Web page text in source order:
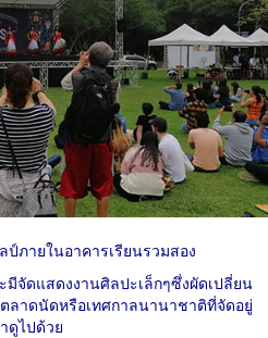
ภายในอาคารเรียนรวมสอง
มีจัดแสดงงานศิลปะเล็กๆซึ่งผัดเปลี่ยน
ลาดนัดหรือเทศกาลนานาชาติที่จัดอยู่
ดูไปด้วย